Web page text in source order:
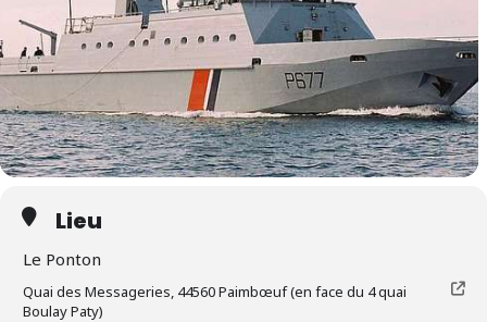
Lieu
Le Ponton
Quai des Messageries, 44560 Paimbœuf (en face du 4 quai
Boulay Paty)